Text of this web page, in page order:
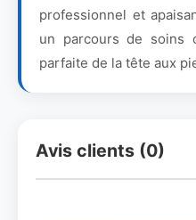
professionnel et
un parcours de soins
parfaite de la tête aux
Avis clients (0)